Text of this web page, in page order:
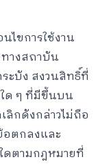
ไขการใช้งาน
ทางสถาบัน
ะบัง สงวนสิทธิ์ที่
ใด ๆ ที่มีขึ้นบน
ลิกดังกล่าวไม่ถือ
อตกลงและ
ดตามกฎหมายที่